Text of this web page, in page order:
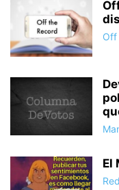
Off
El